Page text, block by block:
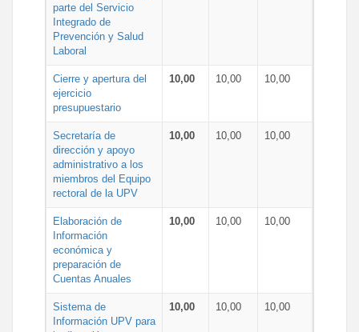
parte del Servicio
Integrado de
Prevención y Salud
Laboral
Cierre y apertura del
ejercicio
presupuestario
10,00 10,00 10,00
Secretaría de
dirección y apoyo
administrativo a los
miembros del Equipo
rectoral de la UPV
10,00 10,00 10,00
Elaboración de
Información
económica y
preparación de
Cuentas Anuales
10,00 10,00 10,00
Sistema de
Información UPV para
10,00 10,00 10,00